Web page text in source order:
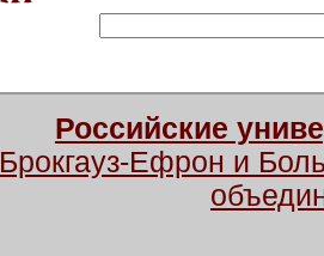
Российские
Брокгауз-Ефрон и